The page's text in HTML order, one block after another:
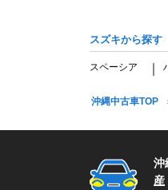
スズキから探す
スペーシア
沖縄中古車TOP
沖
産